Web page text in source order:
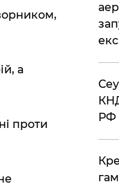
а
проти
РФ